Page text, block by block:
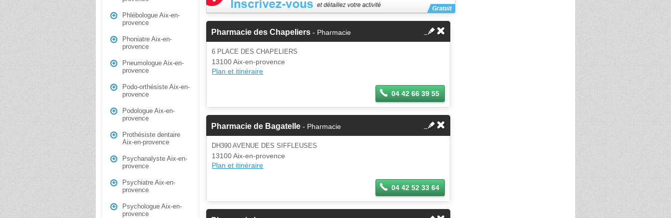
Phlébologue Aix-en-
provence
Phoniatre Aix-en-
provence
Pneumologue Aix-en-
provence
Podo-orthésiste Aix-en-
provence
Podologue Aix-en-
provence
Prothésiste dentaire
Aix-en-provence
Psychanalyste Aix-en-
provence
Psychiatre Aix-en-
provence
Psychologue Aix-en-
provence
Pharmacie des Chapeliers - Pharmacie
6 PLACE DES CHAPELIERS
13100 Aix-en-provence
Plan et itinéraire
04 42 66 39 55
Pharmacie de Bagatelle - Pharmacie
DH390 AVENUE DES SIFFLEUSES
13100 Aix-en-provence
Plan et itinéraire
04 42 52 33 64